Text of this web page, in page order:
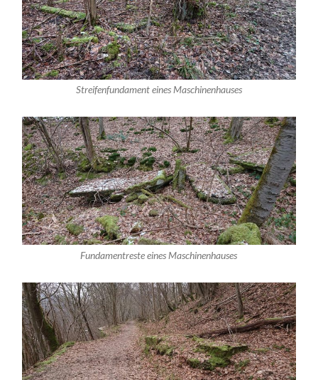
Streifenfundament eines Maschinenhauses
Fundamentreste eines Maschinenhauses